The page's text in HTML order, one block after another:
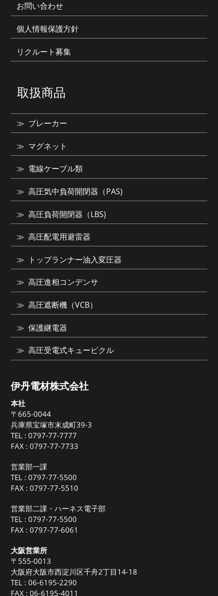
伊丹電材株式会社
本社
〒665-0044
兵庫県宝塚市末成町39-3
TEL :0797-77-7777
FAX : 0797-77-7733
営業部一課
TEL :0797-77-5500
FAX : 0797-77-5510
営業部二課・ハーネス電子部
TEL :0797-77-5500
FAX : 0797-77-6061
大阪営業所
〒555-0013
大阪府大阪市西淀川区千舟2丁目14-18
TEL :06-6195-2290
FAX : 06-6195-4011
お問い合わせ
個人情報保護方針
リクルート募集
取扱商品
ブレーカー
マグネット
電線ケーブル類
高圧気中負荷開閉器（PAS)
高圧負荷開閉器（LBS)
高圧配電用避雷器
トップランナー油入変圧器
高圧進相コンデンサ
高圧遮断機（VCB）
保護継電器
高圧受電式キュービクル